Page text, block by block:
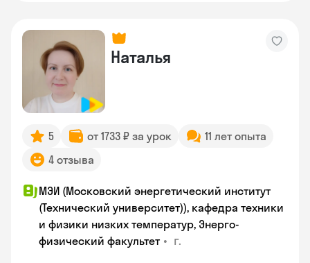
Наталья
5 от 1733 ₽ за урок
11 лет опыта
4 отзыва
МЭИ (Московский энергетический институт
(Технический университет)), кафедра техники
и физики низких температур, Энерго-
физический факультет • г.